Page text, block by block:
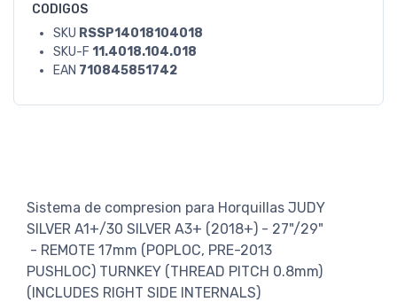
CODIGOS
SKU RSSP14018104018
SKU-F 11.4018.104.018
EAN 710845851742
Sistema de compresion para Horquillas JUDY
SILVER A1+/30 SILVER A3+ (2018+) - 27"/29"
- REMOTE 17mm (POPLOC, PRE-2013
PUSHLOC) TURNKEY (THREAD PITCH 0.8mm)
(INCLUDES RIGHT SIDE INTERNALS)